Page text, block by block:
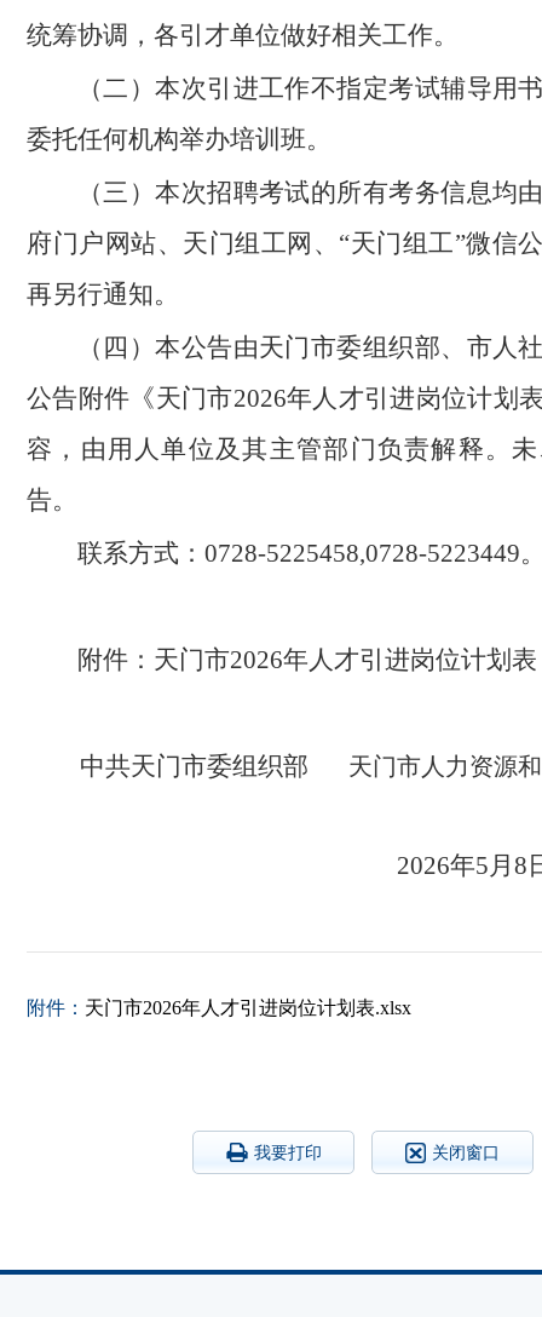
统筹协调，各引才单位做好相关工作。
（二）本次引进工作不指定考试辅导用
委托任何机构举办培训班。
（三）本次招聘考试的所有考务信息均
府门户网站、天门组工网、“天门组工”微信
再另行通知。
（四）本公告由天门市委组织部、市人
公告附件《天门市2026年人才引进岗位计划
容，由用人单位及其主管部门负责解释。
告。
联系方式：0728-5225458,0728-5223449
附件：天门市2026年人才引进岗位计划表
中共天门市委组织部 天门市人力资
2026
附件： 天门市2026年人才引进岗位计划表.xlsx
我要打印 关闭窗口